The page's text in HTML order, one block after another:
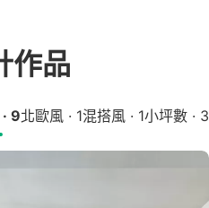
作品
9北歐風 · 1混搭風 · 1小坪數 · 3